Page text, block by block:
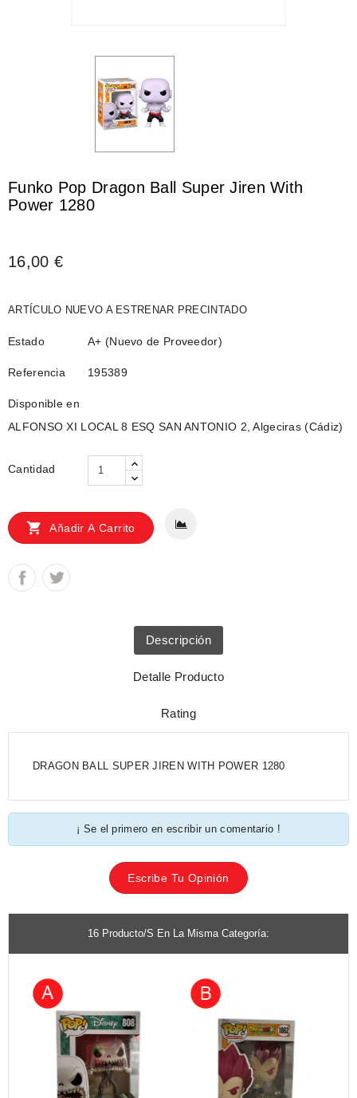
Funko Pop Dragon Ball Super Jiren With
Power 1280
16,00 €
ARTÍCULO NUEVO A ESTRENAR PRECINTADO
Estado A+ (Nuevo de Proveedor)
Referencia 195389
Disponible en
ALFONSO XI LOCAL 8 ESQ SAN ANTONIO 2, Algeciras (Cádiz)
Cantidad
 Añadir A Carrito
Descripción
Detalle Producto
Rating
DRAGON BALL SUPER JIREN WITH POWER 1280
¡ Se el primero en escribir un comentario !
Escribe Tu Opinión
16 Producto/s En La Misma Categoría: